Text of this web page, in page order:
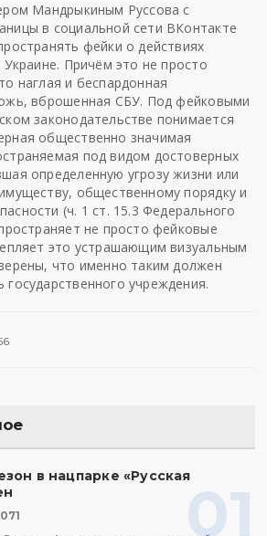
Мандрыкиным Руссова с
в социальной сети ВКонтакте
фейки о действиях
Украине. Причём это не просто
наглая и беспардонная
вброшенная СБУ. Под фейковыми
законодательстве понимается
общественно значимая
под видом достоверных
определенную угрозу жизни или
общественному порядку и
(ч. 1 ст. 15.3 Федерального
не просто фейковые
это устрашающим визуальным
что именно таким должен
учреждения.
01
в нацпарке «Русская